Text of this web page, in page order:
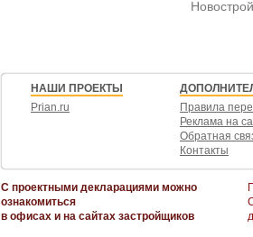
НАШИ ПРОЕКТЫ
Prian.ru
Правила
Реклама на
Обратная
Контакты
С проектными декларациями можно
ознакомиться
в офисах и на сайтах застройщиков